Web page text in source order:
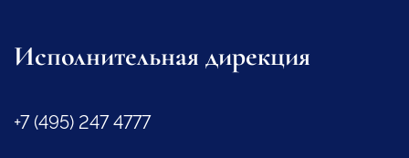
Исполнительная дирекция
+7 (495) 247 4777